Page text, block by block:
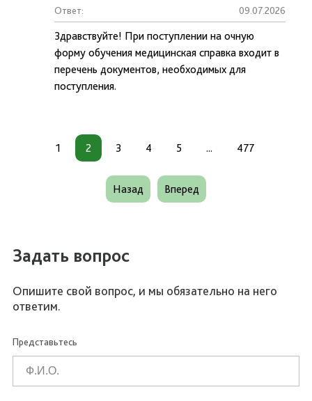
Ответ: 09.07.2026
Здравствуйте! При поступлении на очную
форму обучения медицинская справка входит в
перечень документов, необходимых для
поступления.
1 2 3 4 5 ... 477
Назад Вперед
Задать вопрос
Опишите свой вопрос, и мы обязательно на него
ответим.
Представьтесь